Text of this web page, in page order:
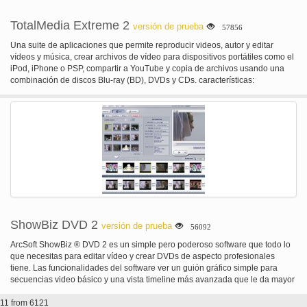
organización. Sintetizador & efecto plugin hosting (VST 32 & 64 bit, formato
DX y FL nativo)
TotalMedia Extreme 2 versión de prueba 57856
Una suite de aplicaciones que permite reproducir videos, autor y editar
vídeos y música, crear archivos de vídeo para dispositivos portátiles como el
iPod, iPhone o PSP, compartir a YouTube y copia de archivos usando una
combinación de discos Blu-ray (BD), DVDs y CDs. características:
seleccionando el siguiente conjunto de aplicaciones: * ArcSoft TotalMedia ®
teatro 3 totalmente compatible con películas Blu-ray y reproducción de vídeo
de alta definición, con video funcionalidades avanzadas como Smart Stretch
y mejorar el Auto. También soporta audio del teatro casero de última
generación, para la mejor experiencia audiovisual. * Contenido de alta
definición ArcSoft TotalMedia ® Studio 3 autor con formato BDMV y AVCHD. *
ArcSoft ShowBiz ® 3.5 editar y capturar archivos de vídeo y compartir a
YouTube; proporciona salida de archivos compatibles para dispositivos
portátiles como el iPod, iPhone o PSP. * ArcSoft TotalMedia ® Backup y
discos Blu-ray o DVD. * ArcSoft utilidades crear y grabar imágenes de disco,
borrar discos y etiquetas de disco.
ShowBiz DVD 2 versión de prueba 56092
ArcSoft ShowBiz ® DVD 2 es un simple pero poderoso software que todo lo
que necesitas para editar vídeo y crear DVDs de aspecto profesionales
tiene. Las funcionalidades del software ver un guión gráfico simple para
secuencias video básico y una vista timeline más avanzada que le da mayor
Además, el programa incluye un potente foto slideshow mago y un conjunto
11 from 6121